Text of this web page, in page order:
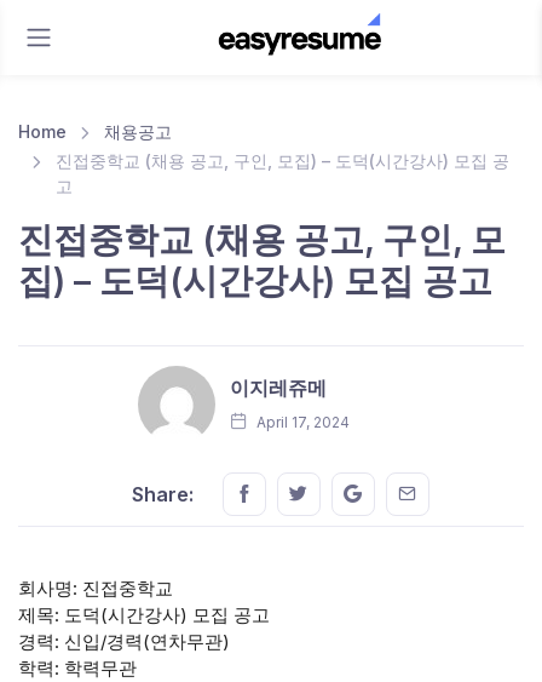
Home
채용공고
진접중학교 (채용 공고, 구인, 모집) – 도덕(시간강사) 모집 공
고
진접중학교 (채용 공고, 구인, 모
집) – 도덕(시간강사) 모집 공고
이지레쥬메
April 17, 2024
Share: Share this on FaceBook
Share this on Twitter
Share this on GMail
Share this on
회사명: 진접중학교
제목: 도덕(시간강사) 모집 공고
경력: 신입/경력(연차무관)
학력: 학력무관